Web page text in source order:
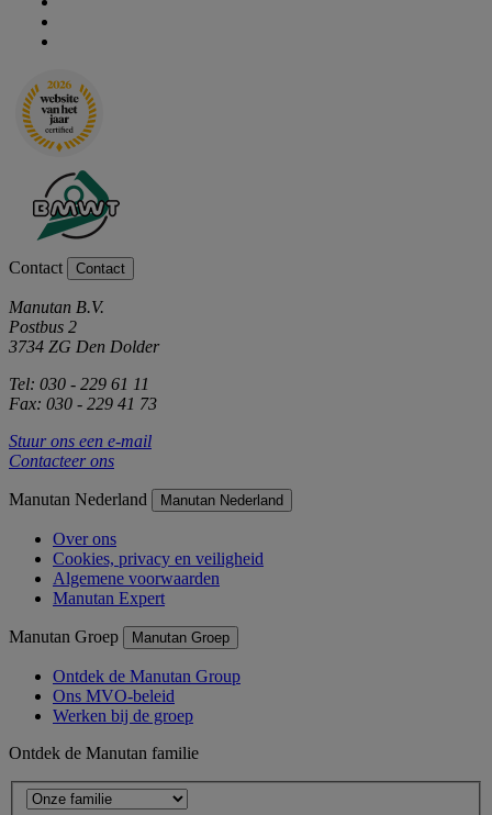
Contact Contact
Manutan B.V.
Postbus 2
3734 ZG Den Dolder
Tel: 030 - 229 61 11
Fax: 030 - 229 41 73
Stuur ons een e-mail
Contacteer ons
Manutan Nederland Manutan Nederland
Over ons
Cookies, privacy en veiligheid
Algemene voorwaarden
Manutan Expert
Manutan Groep Manutan Groep
Ontdek de Manutan Group
Ons MVO-beleid
Werken bij de groep
Ontdek de Manutan familie